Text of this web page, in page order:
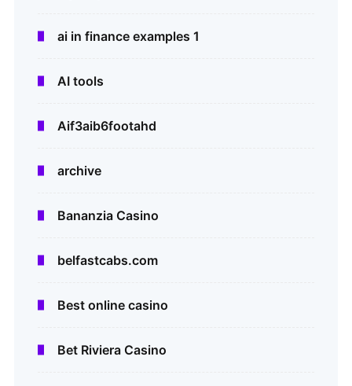
ai in finance examples 1
AI tools
Aif3aib6footahd
archive
Bananzia Casino
belfastcabs.com
Best online casino
Bet Riviera Casino